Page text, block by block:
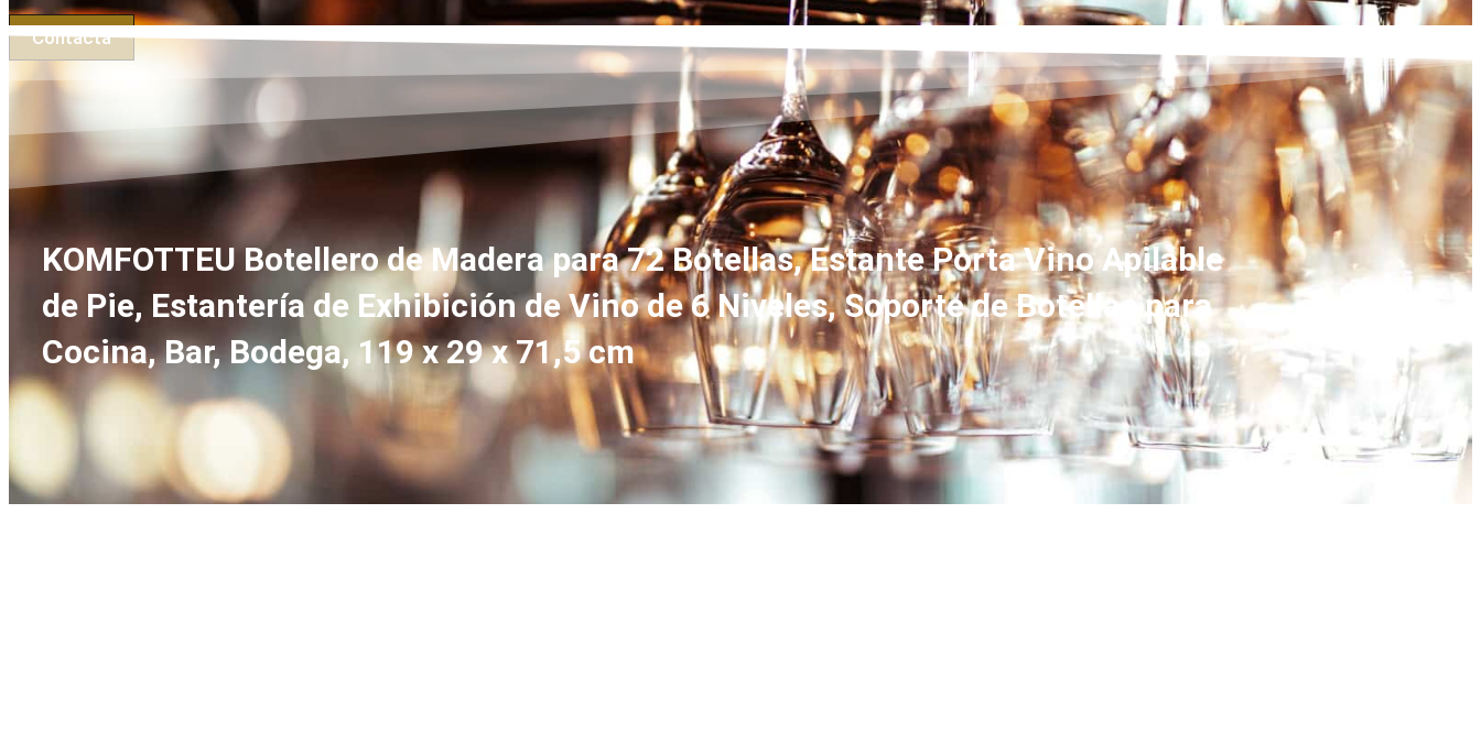
Contacta
KOMFOTTEU Botellero de Madera para 72 Botellas, Estante Porta Vino Apilable
de Pie, Estantería de Exhibición de Vino de 6 Niveles, Soporte de Botellas para
Cocina, Bar, Bodega, 119 x 29 x 71,5 cm